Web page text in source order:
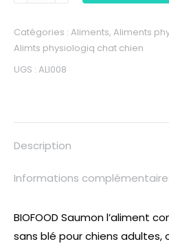
Catégories : Aliments, Aliments
Alimts physiologiq chat chien
UGS : ALI008
Description
Informations
BIOFOOD Saumon l’aliment
sans blé pour chiens adultes,